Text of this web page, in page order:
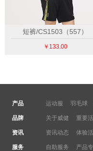
短裤/CS1503（557）
￥133.00
产品 运动服 羽毛球
品牌 关于威健 重要
资讯 资讯动态 体验
服务 自助服务 产品